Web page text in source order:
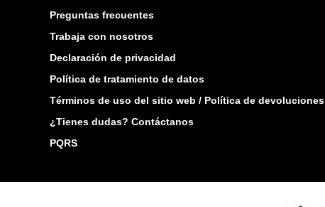
Preguntas frecuentes
Trabaja con nosotros
Declaración de privacidad
Política de tratamiento de datos
Términos de uso del sitio web / Política de devoluciones
¿Tienes dudas? Contáctanos
PQRS